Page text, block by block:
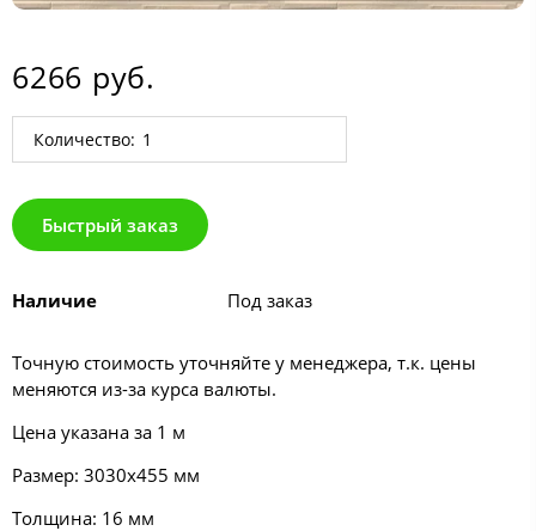
6266 руб.
Количество:
Быстрый заказ
Наличие Под заказ
Точную стоимость уточняйте у менеджера, т.к. цены
меняются из-за курса валюты.
Цена указана за 1 м
Размер: 3030х455 мм
Толщина: 16 мм